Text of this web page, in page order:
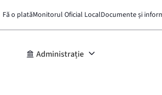
Fă o platăMonitorul Oficial LocalDocumente și
Administrație